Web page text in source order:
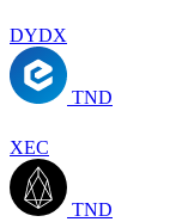
DYDX
TND
XEC
TND